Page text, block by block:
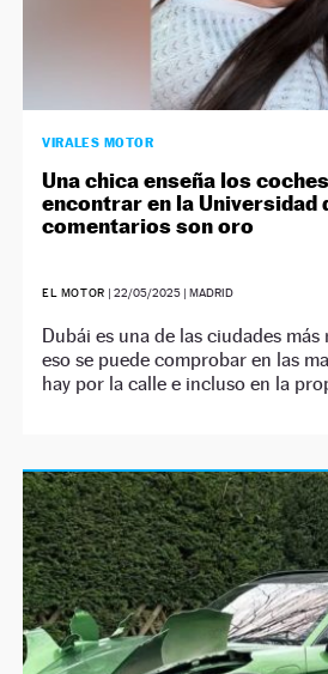
VIRALES MOTOR
Una chica enseña los
encontrar en la Universidad
comentarios son oro
EL MOTOR | 22/05/2025| MADRID
Dubái es una de las ciudades
eso se puede comprobar en las
hay por la calle e incluso en la